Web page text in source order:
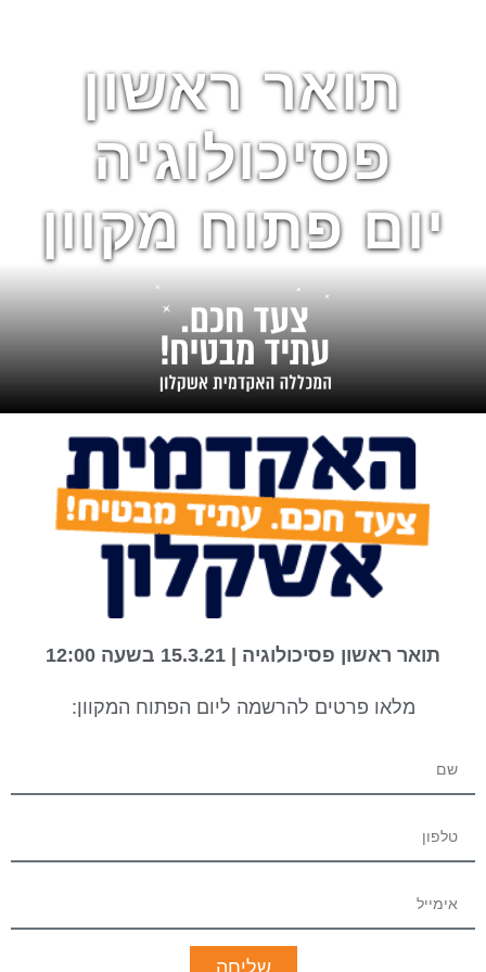
תואר ראשון
פסיכולוגיה
יום פתוח מקוון
תואר ראשון פסיכולוגיה | 15.3.21 בשעה 12:00
מלאו פרטים להרשמה ליום הפתוח המקוון: